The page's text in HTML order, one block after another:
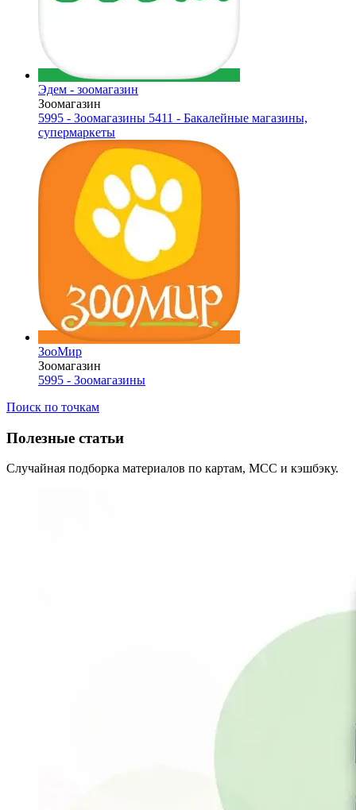
Эдем - зоомагазин
Зоомагазин
5995 - Зоомагазины 5411 - Бакалейные магазины,
супермаркеты
ЗооМир
Зоомагазин
5995 - Зоомагазины
Поиск по точкам
Полезные статьи
Случайная подборка материалов по картам, MCC и кэшбэку.